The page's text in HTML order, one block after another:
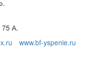
75 А.
www.bf-yspenie.ru